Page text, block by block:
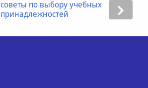
советы по выбору учебных
принадлежностей